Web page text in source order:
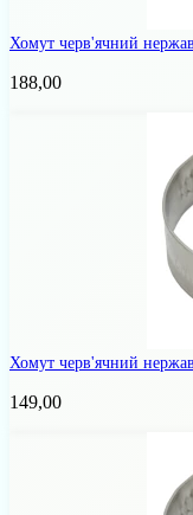
Хомут черв'ячний
188,00
Хомут черв'ячний
149,00